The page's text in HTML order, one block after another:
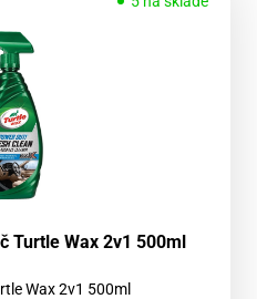
Turtle Wax 2v1 500ml
Wax 2v1 500ml